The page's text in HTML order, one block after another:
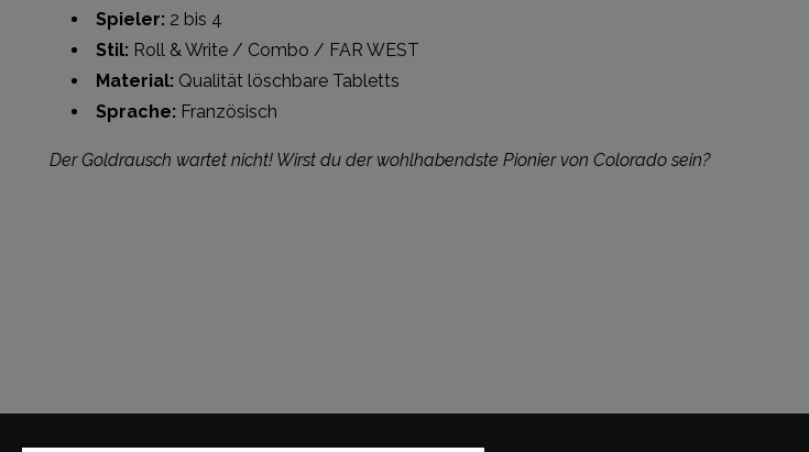
Spieler: 2 bis 4
Stil: Roll & Write / Combo / FAR WEST
Material: Qualität löschbare Tabletts
Sprache: Französisch
Der Goldrausch wartet nicht! Wirst du der wohlhabendste Pionier von Colorado sein?